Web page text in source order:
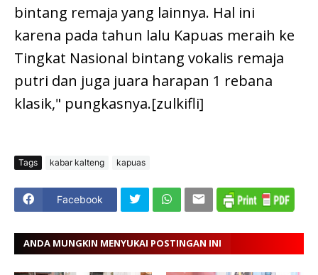
bintang remaja yang lainnya. Hal ini
karena pada tahun lalu Kapuas meraih ke
Tingkat Nasional bintang vokalis remaja
putri dan juga juara harapan 1 rebana
klasik," pungkasnya.[zulkifli]
Tags kabar kalteng kapuas
Facebook
ANDA MUNGKIN MENYUKAI POSTINGAN INI